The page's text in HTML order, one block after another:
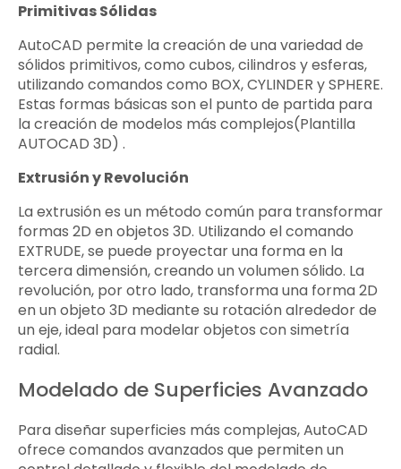
Primitivas Sólidas
AutoCAD permite la creación de una variedad de
sólidos primitivos, como cubos, cilindros y esferas,
utilizando comandos como BOX, CYLINDER y SPHERE.
Estas formas básicas son el punto de partida para
la creación de modelos más complejos(Plantilla
AUTOCAD 3D) .
Extrusión y Revolución
La extrusión es un método común para transformar
formas 2D en objetos 3D. Utilizando el comando
EXTRUDE, se puede proyectar una forma en la
tercera dimensión, creando un volumen sólido. La
revolución, por otro lado, transforma una forma 2D
en un objeto 3D mediante su rotación alrededor de
un eje, ideal para modelar objetos con simetría
radial.
Modelado de Superficies Avanzado
Para diseñar superficies más complejas, AutoCAD
ofrece comandos avanzados que permiten un